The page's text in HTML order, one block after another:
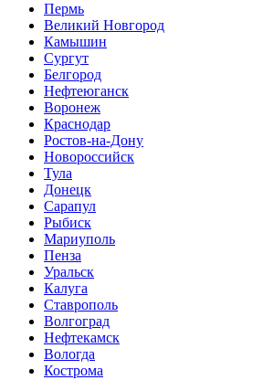
Пермь
Великий Новгород
Камышин
Сургут
Белгород
Нефтеюганск
Воронеж
Краснодар
Ростов-на-Дону
Новороссийск
Тула
Донецк
Сарапул
Рыбиск
Мариуполь
Пенза
Уральск
Калуга
Ставрополь
Волгоград
Нефтекамск
Вологда
Кострома